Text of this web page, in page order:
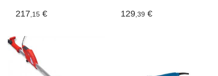
et puissante - 110 Nm
- 12V (Bleu)
217,15 € 129,39 €